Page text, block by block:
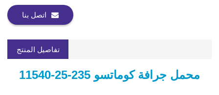
اتصل بنا
تفاصيل المنتج
محمل جرافة كوماتسو 235-25-11540